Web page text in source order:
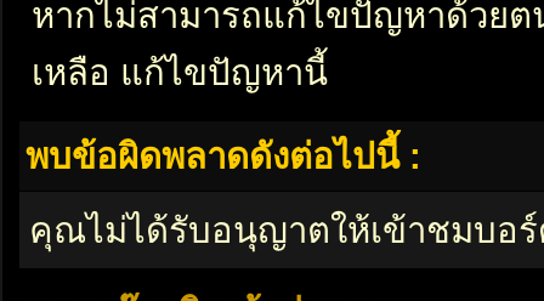
หากไม่สามารถแก้ไขปัญหาด้วย
เหลือ แก้ไขปัญหานี้
พบข้อผิดพลาดดังต่อไปนี้ :
คุณไม่ได้รับอนุญาตให้เข้าชมบอ